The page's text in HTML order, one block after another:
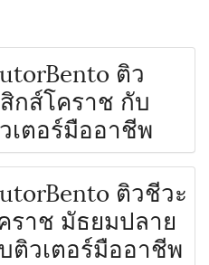
ติว
กส์โคราช กับ
เตอร์มืออาชีพ
ติวชีวะ
ราช มัธยมปลาย
ติวเตอร์มืออาชีพ